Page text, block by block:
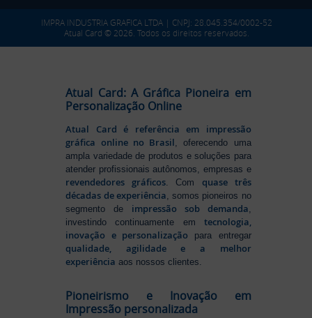
IMPRA INDUSTRIA GRAFICA LTDA | CNPJ: 28.045.354/0002-52
Atual Card © 2026. Todos os direitos reservados.
Atual Card: A Gráfica Pioneira em
Personalização Online
Atual Card é referência em impressão
gráfica online no Brasil, oferecendo uma
ampla variedade de produtos e soluções para
atender profissionais autônomos, empresas e
revendedores gráficos. Comquase três
décadas de experiência, somos pioneiros no
segmento de impressão sob demanda,
investindo continuamente em tecnologia,
inovação e personalização para entregar
qualidade, agilidade e a melhor
experiência aos nossos clientes.
Pioneirismo e Inovação em
Impressão personalizada